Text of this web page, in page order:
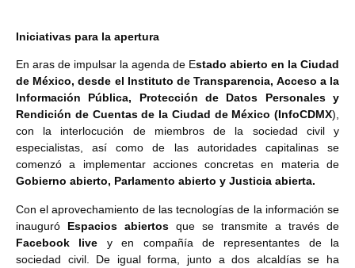
Iniciativas para la apertura
En aras de impulsar la agenda de Estado abierto en la Ciudad
de México, desde el Instituto de Transparencia, Acceso a la
Información Pública, Protección de Datos Personales y
Rendición de Cuentas de la Ciudad de México (InfoCDMX),
con la interlocución de miembros de la sociedad civil y
especialistas, así como de las autoridades capitalinas se
comenzó a implementar acciones concretas en materia de
Gobierno abierto, Parlamento abierto y Justicia abierta.
Con el aprovechamiento de las tecnologías de la información se
inauguró Espacios abiertos que se transmite a través de
Facebook live y en compañía de representantes de la
sociedad civil. De igual forma, junto a dos alcaldías se ha